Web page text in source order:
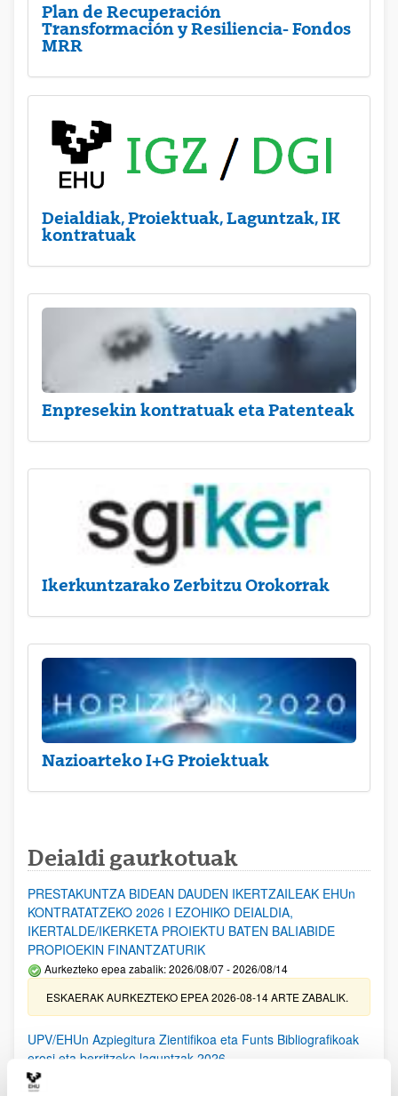
Plan de Recuperación
Transformación y Resiliencia- Fondos
MRR
Deialdiak, Proiektuak, Laguntzak, IK
kontratuak
Enpresekin kontratuak eta Patenteak
Ikerkuntzarako Zerbitzu Orokorrak
Nazioarteko I+G Proiektuak
Deialdi gaurkotuak
PRESTAKUNTZA BIDEAN DAUDEN IKERTZAILEAK EHUn
KONTRATATZEKO 2026 I EZOHIKO DEIALDIA,
IKERTALDE/IKERKETA PROIEKTU BATEN BALIABIDE
PROPIOEKIN FINANTZATURIK
Aurkezteko epea zabalik: 2026/08/07 - 2026/08/14
ESKAERAK AURKEZTEKO EPEA 2026-08-14 ARTE ZABALIK.
UPV/EHUn Azpiegitura Zientifikoa eta Funts Bibliografikoak
erosi eta berritzeko laguntzak 2026